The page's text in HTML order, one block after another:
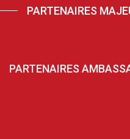
PARTENAIRES
PARTENAIRES